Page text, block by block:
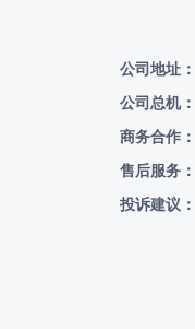
公司地址：
公司总机：
商务合作：
售后服务：
投诉建议：